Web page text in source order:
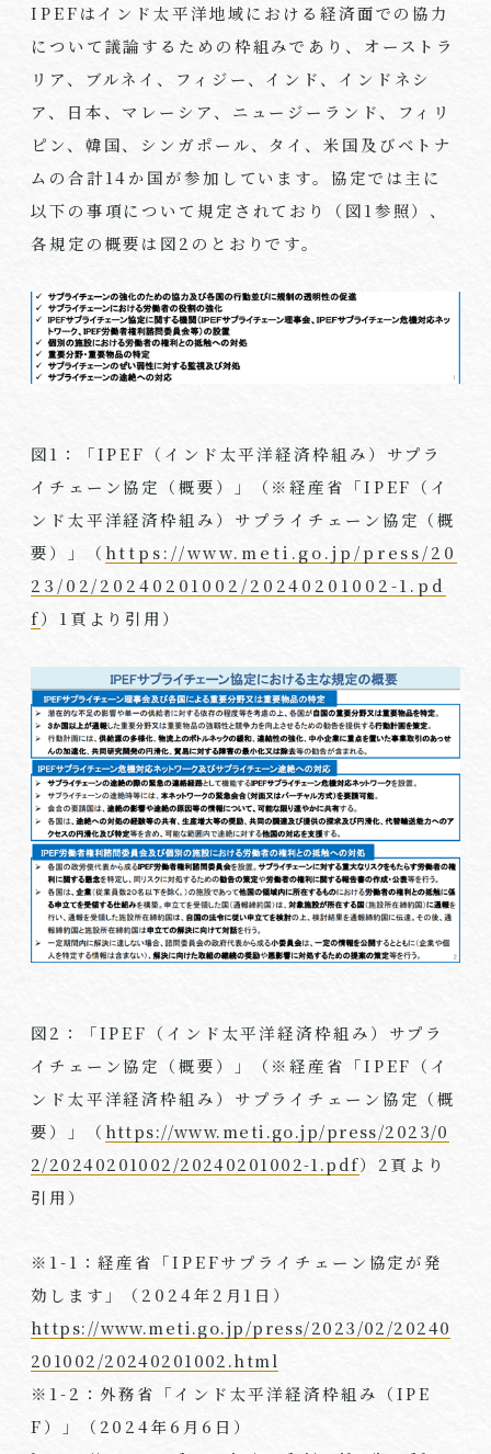
IPEFはインド太平洋地域における経済面での協力
について議論するための枠組みであり、オーストラ
リア、ブルネイ、フィジー、インド、インドネシ
ア、日本、マレーシア、ニュージーランド、フィリ
ピン、韓国、シンガポール、タイ、米国及びベトナ
ムの合計14か国が参加しています。協定では主に
以下の事項について規定されており（図1参照）、
各規定の概要は図2 のとおりです。
図1 ：「IPEF （インド太平洋経済枠組み）サプラ
イチェーン協定（概要）」（※経産省「IPEF （イ
ンド太平洋経済枠組み）サプライチェーン協定（概
要）」（ https://www.meti.go.jp/press/20
23/02/20240201002/20240201002-1.pd
f） 1頁より引用）
図2 ：「IPEF （インド太平洋経済枠組み）サプラ
イチェーン協定（概要）」（※経産省「IPEF （イ
ンド太平洋経済枠組み）サプライチェーン協定（概
要）」（ https://www.meti.go.jp/press/2023/0
2/20240201002/20240201002-1.pdf） 2頁より
引用）
※ 1-1 ：経産省「IPEFサプライチェーン協定が発
効します」（ 2024年2 月 1 日）
https://www.meti.go.jp/press/2023/02/20240
201002/20240201002.html
※ 1-2 ：外務省「インド太平洋経済枠組み（IPE
F）」（ 2024年6 月 6 日）